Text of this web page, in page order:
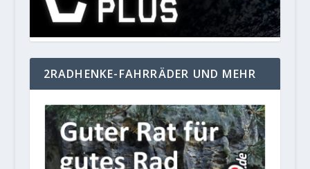
2RADHENKE-FAHRRÄDER UND MEHR